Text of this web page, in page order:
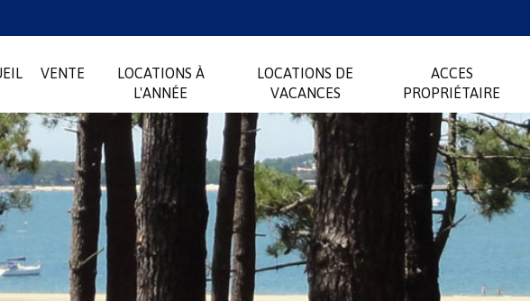
VENTE
LOCATIONS À
L'ANNÉE
LOCATIONS DE
VACANCES
ACCES
PROPRIÉTAIRE